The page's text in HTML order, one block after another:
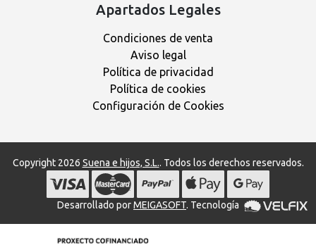
Apartados Legales
Condiciones de venta
Aviso legal
Política de privacidad
Política de cookies
Configuración de Cookies
Copyright 2026 Suena e hijos, S.L.. Todos los derechos reservados.
Desarrollado porMEIGASOFT. Tecnología